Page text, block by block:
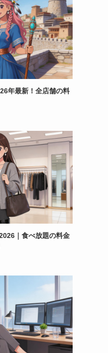
年最新！全店舗の料
｜食べ放題の料金